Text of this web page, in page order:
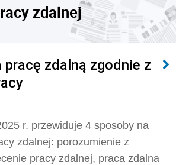
zdalnej
pracę zdalną zgodnie z
r. przewiduje 4 sposoby na
zdalnej: porozumienie z
pracy zdalnej, praca zdalna